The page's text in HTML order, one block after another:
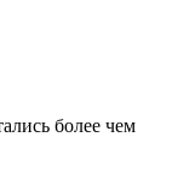
более чем